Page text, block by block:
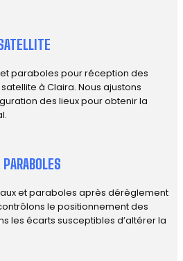
paraboles pour réception des
à Claira. Nous ajustons
des lieux pour obtenir la
et paraboles après dérèglement
le positionnement des
les écarts susceptibles d’altérer la